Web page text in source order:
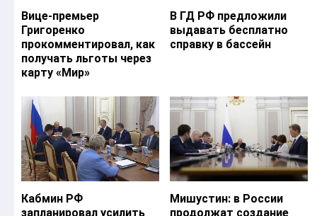
Вице-премьер
Григоренко
прокомментировал, как
получать льготы через
карту «Мир»
В ГД РФ предложили
выдавать бесплатно
справку в бассейн
Кабмин РФ
запланировал усилить
Мишустин: в России
продолжат создание